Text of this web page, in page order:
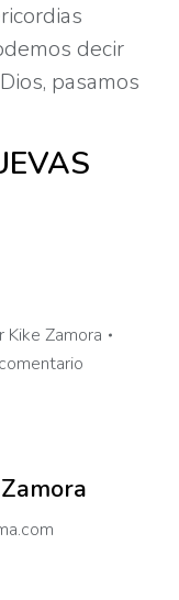
decir
pasamos
Kike Zamora